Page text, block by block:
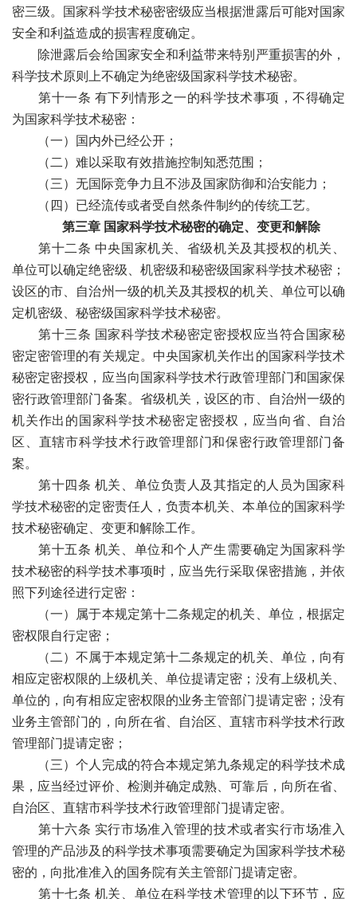
密三级。国家科学技术秘密密级应当根据泄露后可能对国家
安全和利益造成的损害程度确定。
除泄露后会给国家安全和利益带来特别严重损害的外，
科学技术原则上不确定为绝密级国家科学技术秘密。
第十一条 有下列情形之一的科学技术事项，不得确定
为国家科学技术秘密：
（一）国内外已经公开；
（二）难以采取有效措施控制知悉范围；
（三）无国际竞争力且不涉及国家防御和治安能力；
（四）已经流传或者受自然条件制约的传统工艺。
第三章 国家科学技术秘密的确定、变更和解除
第十二条 中央国家机关、省级机关及其授权的机关、
单位可以确定绝密级、机密级和秘密级国家科学技术秘密；
设区的市、自治州一级的机关及其授权的机关、单位可以确
定机密级、秘密级国家科学技术秘密。
第十三条 国家科学技术秘密定密授权应当符合国家秘
密定密管理的有关规定。中央国家机关作出的国家科学技术
秘密定密授权，应当向国家科学技术行政管理部门和国家保
密行政管理部门备案。省级机关，设区的市、自治州一级的
机关作出的国家科学技术秘密定密授权，应当向省、自治
区、直辖市科学技术行政管理部门和保密行政管理部门备
案。
第十四条 机关、单位负责人及其指定的人员为国家科
学技术秘密的定密责任人，负责本机关、本单位的国家科学
技术秘密确定、变更和解除工作。
第十五条 机关、单位和个人产生需要确定为国家科学
技术秘密的科学技术事项时，应当先行采取保密措施，并依
照下列途径进行定密：
（一）属于本规定第十二条规定的机关、单位，根据定
密权限自行定密；
（二）不属于本规定第十二条规定的机关、单位，向有
相应定密权限的上级机关、单位提请定密；没有上级机关、
单位的，向有相应定密权限的业务主管部门提请定密；没有
业务主管部门的，向所在省、自治区、直辖市科学技术行政
管理部门提请定密；
（三）个人完成的符合本规定第九条规定的科学技术成
果，应当经过评价、检测并确定成熟、可靠后，向所在省、
自治区、直辖市科学技术行政管理部门提请定密。
第十六条 实行市场准入管理的技术或者实行市场准入
管理的产品涉及的科学技术事项需要确定为国家科学技术秘
密的，向批准准入的国务院有关主管部门提请定密。
第十七条 机关、单位在科学技术管理的以下环节，应